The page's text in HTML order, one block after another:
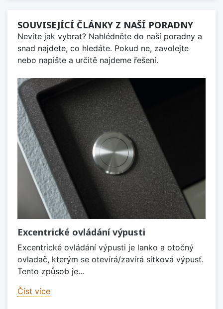
SOUVISEJÍCÍ ČLÁNKY Z NAŠÍ PORADNY
Nevíte jak vybrat? Nahlédněte do naší poradny a
snad najdete, co hledáte. Pokud ne, zavolejte
nebo napište a určitě najdeme řešení.
Excentrické ovládání výpusti
Excentrické ovládání výpusti je lanko a otočný
ovladač, kterým se otevírá/zavírá sítková výpusť.
Tento způsob je...
Číst více